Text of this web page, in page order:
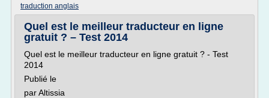
traduction anglais
Quel est le meilleur traducteur en ligne
gratuit ? – Test 2014
Quel est le meilleur traducteur en ligne gratuit ? - Test
2014
Publié le
par Altissia